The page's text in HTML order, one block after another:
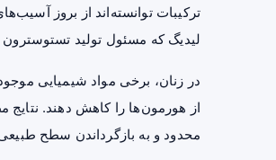
ترکیبات توانسته‌اند از بروز
لیدیگ که مسئول تولید
در زنان، برخی مواد شیمیایی
از هورمون‌ها را کاهش دهند. نتایج
محدود و به بازگرداندن سطح